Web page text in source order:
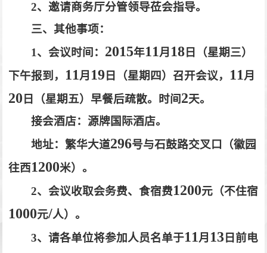
2、邀请商务厅分管领导莅会指导。
三、其他事项：
1、会议时间： 2015年11月 18日（星期三）
下午报到， 11月 19 日（星期四）召开会议， 11月
20 日（星期五）早餐后疏散。时间2天。
接会酒店：源牌国际酒店。
地址：繁华大道296号与石鼓路交叉口（徽园
往西1200米）。
2、会议收取会务费、食宿费1200元（不住宿
1000元/人）。
3、请各单位将参加人员名单于11月 13日前电